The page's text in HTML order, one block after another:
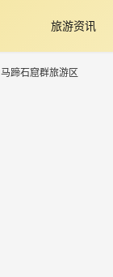
旅游资讯
马蹄石窟群旅游区